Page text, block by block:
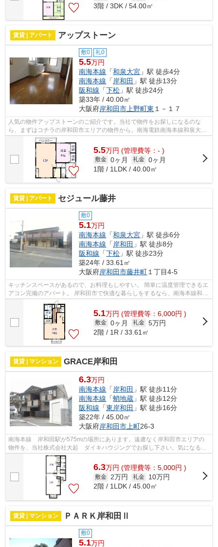
3階 / 3DK / 54.00㎡
賃貸 | アパート アップストーン
敷0 礼0
5.5万円
南海本線 「和泉大宮 」駅 徒歩4分
南海本線 「岸和田 」駅 徒歩13分
阪和線 「下松 」駅 徒歩24分
築33年 / 40.00㎡
大阪府岸和田市上野町東 １－１７
人気の物件アップストーンのご紹介です。当社で物件をお探しになるのな
ら、まずはコチラの岸和田市エリアの物件から。南海電鉄南海本線和泉大宮
駅周辺の事なら、0120-163-867からご相...
5.5万円 (管理費等：- )
敷金 0ヶ月 礼金 0ヶ月
1階 / 1LDK / 40.00㎡
賃貸 | アパート セジュール藤井
敷0
5.1万円
南海本線 「和泉大宮 」駅 徒歩6分
南海本線 「 岸和田 」駅 徒歩8分
阪和線 「下松 」駅 徒歩23分
築24年 / 33.61㎡
大阪府岸和田市藤井町 １丁目4-5
キッチンスペースがあるので、お料理もしやすい。 簡単に温度管理できるエ
アコン完備のアパート。 岸和田市で快適な暮らしをするなら、南海本線和泉
大宮周辺にある賃貸物件がオススメ...
5.1万円 (管理費等：6,000円 )
敷金 0ヶ月 礼金 5万円
2階 / 1R / 33.61㎡
賃貸 | マンション GRACE岸和田
6.3万円
南海本線 「 岸和田 」駅 徒歩11分
南海本線 「蛸地蔵 」駅 徒歩12分
阪和線 「東岸和田 」駅 徒歩16分
築22年 / 45.00㎡
大阪府岸和田市 上町26-3
南海本線 岸和田駅が575mの場所にあります。遠慮なく岸和田市エリアの
物件を、当社株式会社大起 ダイキハウジングでお探し下さい。気になる事
なら、いつでもinfo@kk-dk.co.jpにてお...
6.3万円 (管理費等：5,000円 )
敷金 2万円 礼金
10万円
2階 / 1LDK / 45.00㎡
賃貸 | マンション ＰＡＲＫ岸和田Ⅱ
敷0
5.1万円